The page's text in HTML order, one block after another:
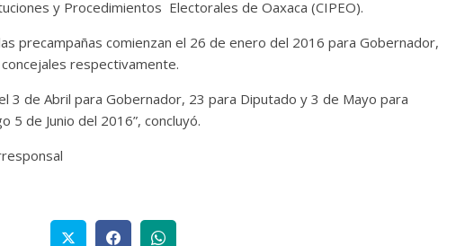
y Procedimientos Electorales de Oaxaca (CIPEO).
precampañas comienzan el 26 de enero del 2016 para Gobernador,
respectivamente.
3 de Abril para Gobernador, 23 para Diputado y 3 de Mayo para
5 de Junio del 2016”, concluyó.